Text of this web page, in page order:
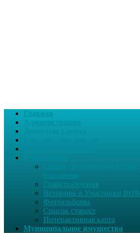
Главная
поселении
Глава поселения
Ветераны и Участники ВОВ
Фотоальбомы
Список старост
Интерактивная карта
Муниципальное имущество